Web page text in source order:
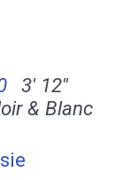
3' 12''
& Blanc